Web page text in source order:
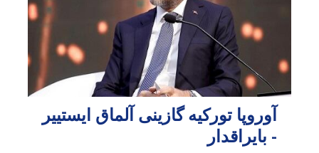
آوروپا تورکیه گازینی آلماق ایستییر
- بایراقدار